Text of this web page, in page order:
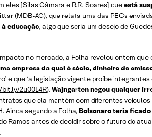
eles [Silas Câmara e R.R. Soares] queestá
(MDB-AC), que relata uma das PECs
educação, algo que seria um desejo de
no mercado, a Folha revelou ontem que
empresa da qual é sócio, dinheiro de
e que ‘a legislação vigente proíbe
2u00L4R). Wajngarten negou qualquer
que ela mantém com diferentes
. Ainda segundo a Folha, Bolsonaro teria
Ramos antes de decidir sobre o futuro do